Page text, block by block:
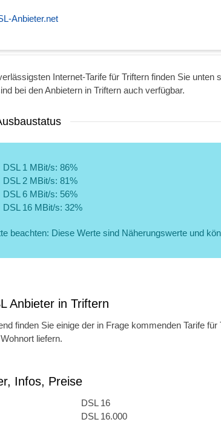
Internet-Tarife für Triftern finden Sie
bei den Anbietern in Triftern auch verfügbar.
DSL 1 MBit/s: 86%
DSL 2 MBit/s: 81%
DSL 6 MBit/s: 56%
DSL 16 MBit/s: 32%
beachten: Diese Werte sind Näherungswerte und
Anbieter in Triftern
finden Sie einige der in Frage kommenden Tarife
liefern.
Infos, Preise
DSL 16
DSL 16.000